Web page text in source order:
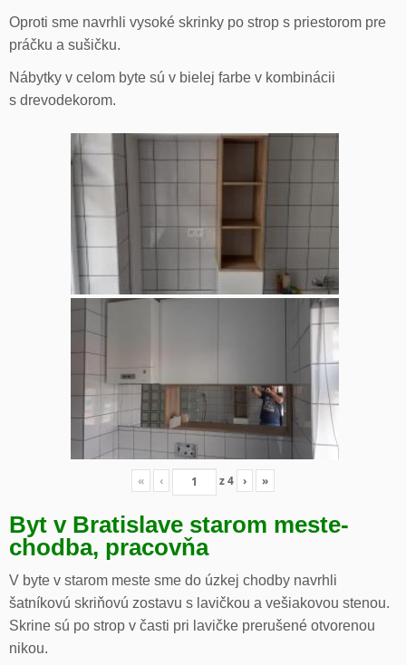
Oproti sme navrhli vysoké skrinky po strop s priestorom pre
práčku a sušičku.
Nábytky v celom byte sú v bielej farbe v kombinácii
s drevodekorom.
« ‹ z4 › »
Byt v Bratislave starom meste-
chodba, pracovňa
V byte v starom meste sme do úzkej chodby navrhli
šatníkovú skriňovú zostavu s lavičkou a vešiakovou stenou.
Skrine sú po strop v časti pri lavičke prerušené otvorenou
nikou.